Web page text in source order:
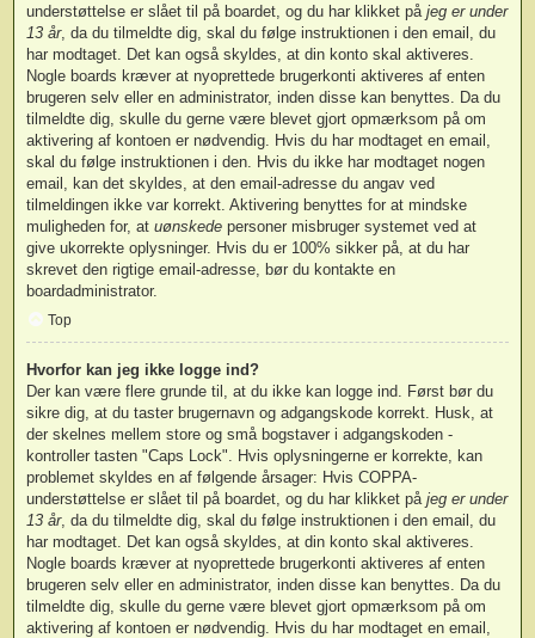
understøttelse er slået til på boardet, og du har klikket på jeg er under
13 år, da du tilmeldte dig, skal du følge instruktionen i den email, du
har modtaget. Det kan også skyldes, at din konto skal aktiveres.
Nogle boards kræver at nyoprettede brugerkonti aktiveres af enten
brugeren selv eller en administrator, inden disse kan benyttes. Da du
tilmeldte dig, skulle du gerne være blevet gjort opmærksom på om
aktivering af kontoen er nødvendig. Hvis du har modtaget en email,
skal du følge instruktionen i den. Hvis du ikke har modtaget nogen
email, kan det skyldes, at den email-adresse du angav ved
tilmeldingen ikke var korrekt. Aktivering benyttes for at mindske
muligheden for, at uønskede personer misbruger systemet ved at
give ukorrekte oplysninger. Hvis du er 100% sikker på, at du har
skrevet den rigtige email-adresse, bør du kontakte en
boardadministrator.
Top
Hvorfor kan jeg ikke logge ind?
Der kan være flere grunde til, at du ikke kan logge ind. Først bør du
sikre dig, at du taster brugernavn og adgangskode korrekt. Husk, at
der skelnes mellem store og små bogstaver i adgangskoden -
kontroller tasten "Caps Lock". Hvis oplysningerne er korrekte, kan
problemet skyldes en af følgende årsager: Hvis COPPA-
understøttelse er slået til på boardet, og du har klikket på jeg er under
13 år, da du tilmeldte dig, skal du følge instruktionen i den email, du
har modtaget. Det kan også skyldes, at din konto skal aktiveres.
Nogle boards kræver at nyoprettede brugerkonti aktiveres af enten
brugeren selv eller en administrator, inden disse kan benyttes. Da du
tilmeldte dig, skulle du gerne være blevet gjort opmærksom på om
aktivering af kontoen er nødvendig. Hvis du har modtaget en email,